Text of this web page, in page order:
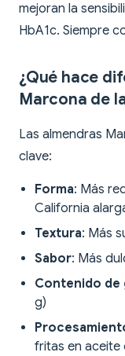
mejoran la
HbA1c. Siempre
¿Qué hace
Marcona de
Las almendras
clave:
Forma: Más
California
Textura: Más
Sabor: Más
Contenido de
g)
fritas en aceite